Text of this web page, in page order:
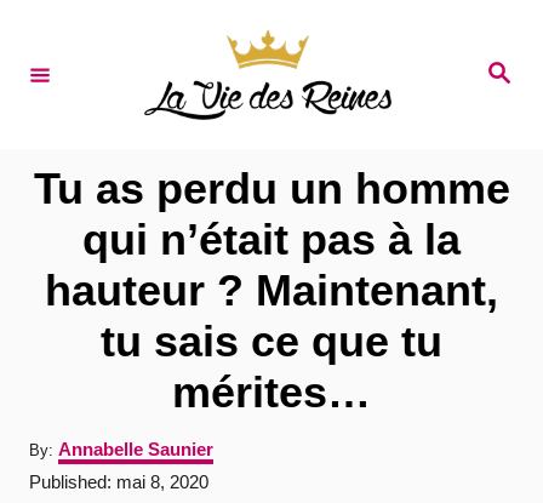
S
Tu as perdu un homme
qui n’était pas à la
hauteur ? Maintenant,
tu sais ce que tu
mérites…
By: A
u
t
Annabelle Saunier
P
Published: mai 8, 2020